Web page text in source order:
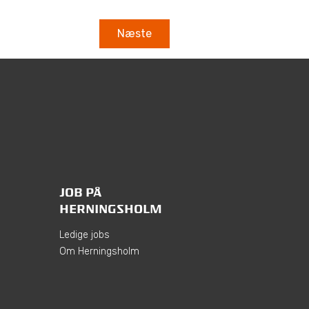
JOB PÅ
HERNINGSHOLM
Ledige jobs
Om Herningsholm